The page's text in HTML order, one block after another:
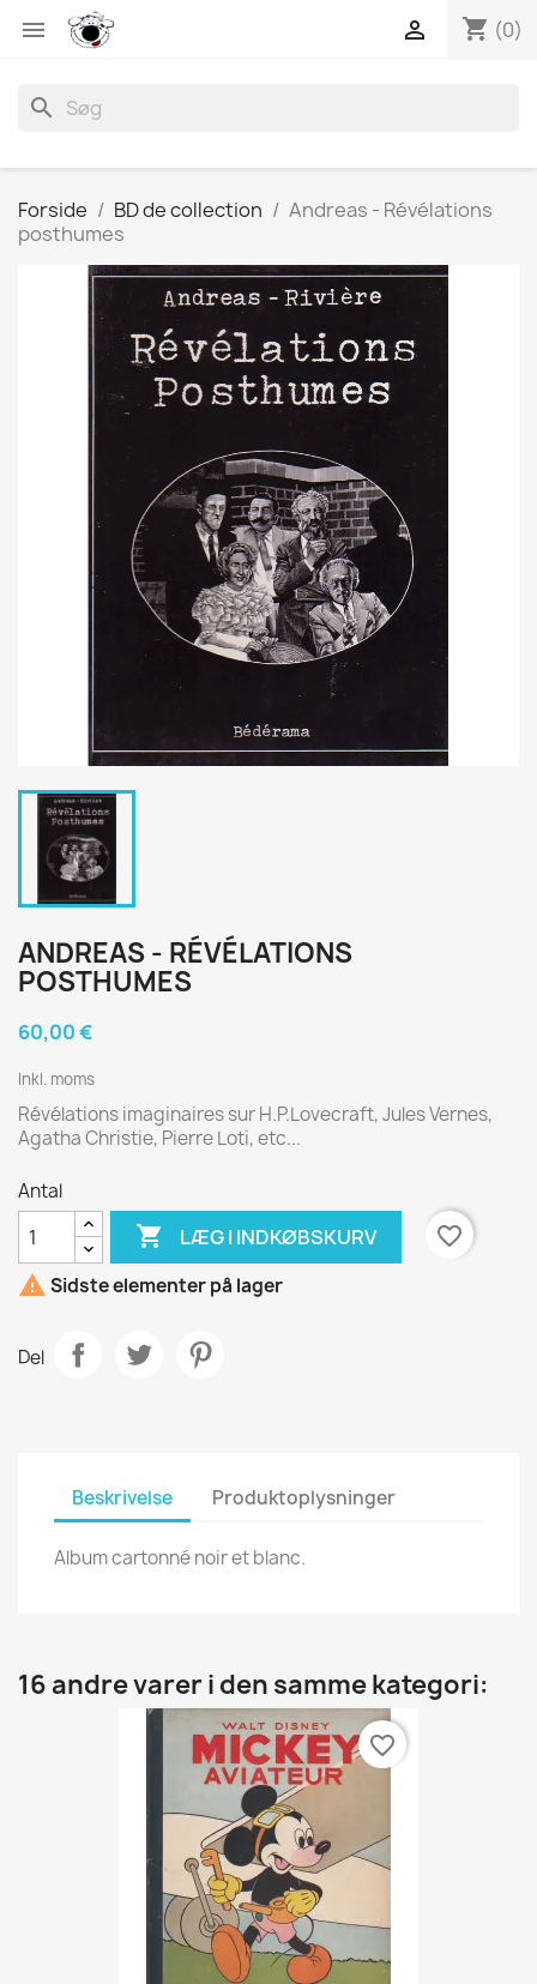
 shopping_cart (0)

search
Forside BD de collection
Andreas - Révélations
posthumes
ANDREAS - RÉVÉLATIONS
POSTHUMES
60,00 €
Inkl. moms
Révélations imaginaires sur H.P.Lovecraft, Jules Vernes,
Agatha Christie, Pierre Loti, etc...
Antal
 LÆG I INDKØBSKURV
favorite_border
 Sidste elementer på lager
Del
Beskrivelse Produktoplysninger
Album cartonné noir et blanc.
16 andre varer i den samme kategori:
favorite_border